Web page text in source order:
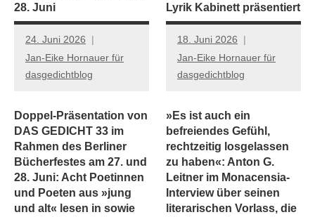
28. Juni
24. Juni 2026
Jan-Eike Hornauer für
dasgedichtblog
Lyrik Kabinett präsentiert
18. Juni 2026
Jan-Eike Hornauer für
dasgedichtblog
Doppel-Präsentation von
DAS GEDICHT 33 im
Rahmen des Berliner
Bücherfestes am 27. und
28. Juni: Acht Poetinnen
und Poeten aus »jung
und alt« lesen in sowie
»Es ist auch ein
befreiendes Gefühl,
rechtzeitig losgelassen
zu haben«: Anton G.
Leitner im Monacensia-
Interview über seinen
literarischen Vorlass, die